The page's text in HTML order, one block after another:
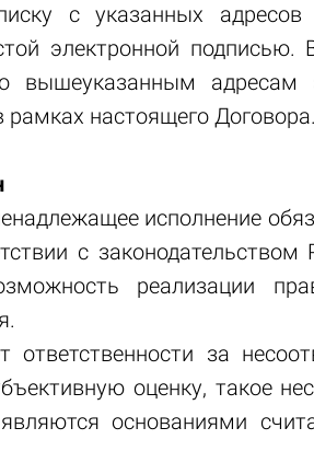
с указанных
электронной
вышеуказанным адресам
настоящего Договора.
исполнение
с
реализации
ответственности за
оценку, такое
основаниями